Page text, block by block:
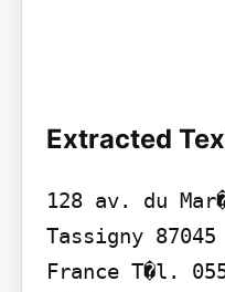
Extracted
128 av. du
Tassigny 87045
France T�l.